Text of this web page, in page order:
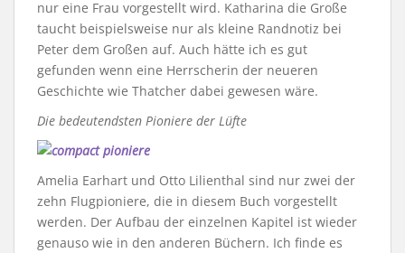
nur eine Frau vorgestellt wird. Katharina die Große
taucht beispielsweise nur als kleine Randnotiz bei
Peter dem Großen auf. Auch hätte ich es gut
gefunden wenn eine Herrscherin der neueren
Geschichte wie Thatcher dabei gewesen wäre.
Die bedeutendsten Pioniere der Lüfte
Amelia Earhart und Otto Lilienthal sind nur zwei der
zehn Flugpioniere, die in diesem Buch vorgestellt
werden. Der Aufbau der einzelnen Kapitel ist wieder
genauso wie in den anderen Büchern. Ich finde es